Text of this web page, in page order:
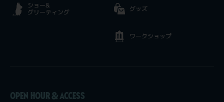
ショー&
グリーティング
グッズ
ワークショップ
OPEN HOUR & ACCESS